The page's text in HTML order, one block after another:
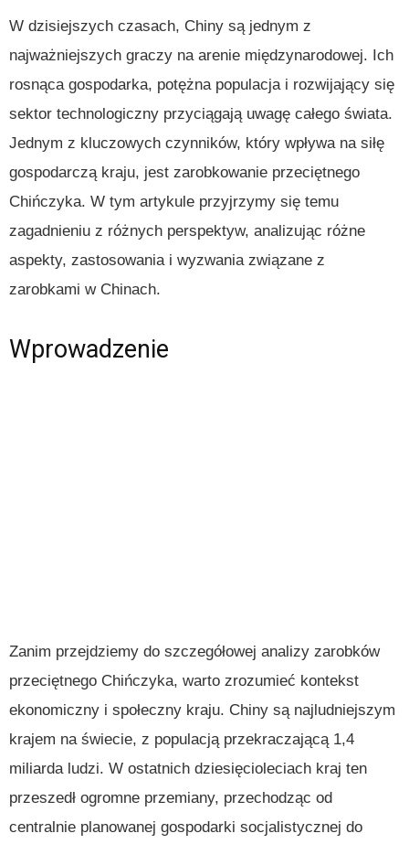
W dzisiejszych czasach, Chiny są jednym z
najważniejszych graczy na arenie międzynarodowej. Ich
rosnąca gospodarka, potężna populacja i rozwijający się
sektor technologiczny przyciągają uwagę całego świata.
Jednym z kluczowych czynników, który wpływa na siłę
gospodarczą kraju, jest zarobkowanie przeciętnego
Chińczyka. W tym artykule przyjrzymy się temu
zagadnieniu z różnych perspektyw, analizując różne
aspekty, zastosowania i wyzwania związane z
zarobkami w Chinach.
Wprowadzenie
Zanim przejdziemy do szczegółowej analizy zarobków
przeciętnego Chińczyka, warto zrozumieć kontekst
ekonomiczny i społeczny kraju. Chiny są najludniejszym
krajem na świecie, z populacją przekraczającą 1,4
miliarda ludzi. W ostatnich dziesięcioleciach kraj ten
przeszedł ogromne przemiany, przechodząc od
centralnie planowanej gospodarki socjalistycznej do